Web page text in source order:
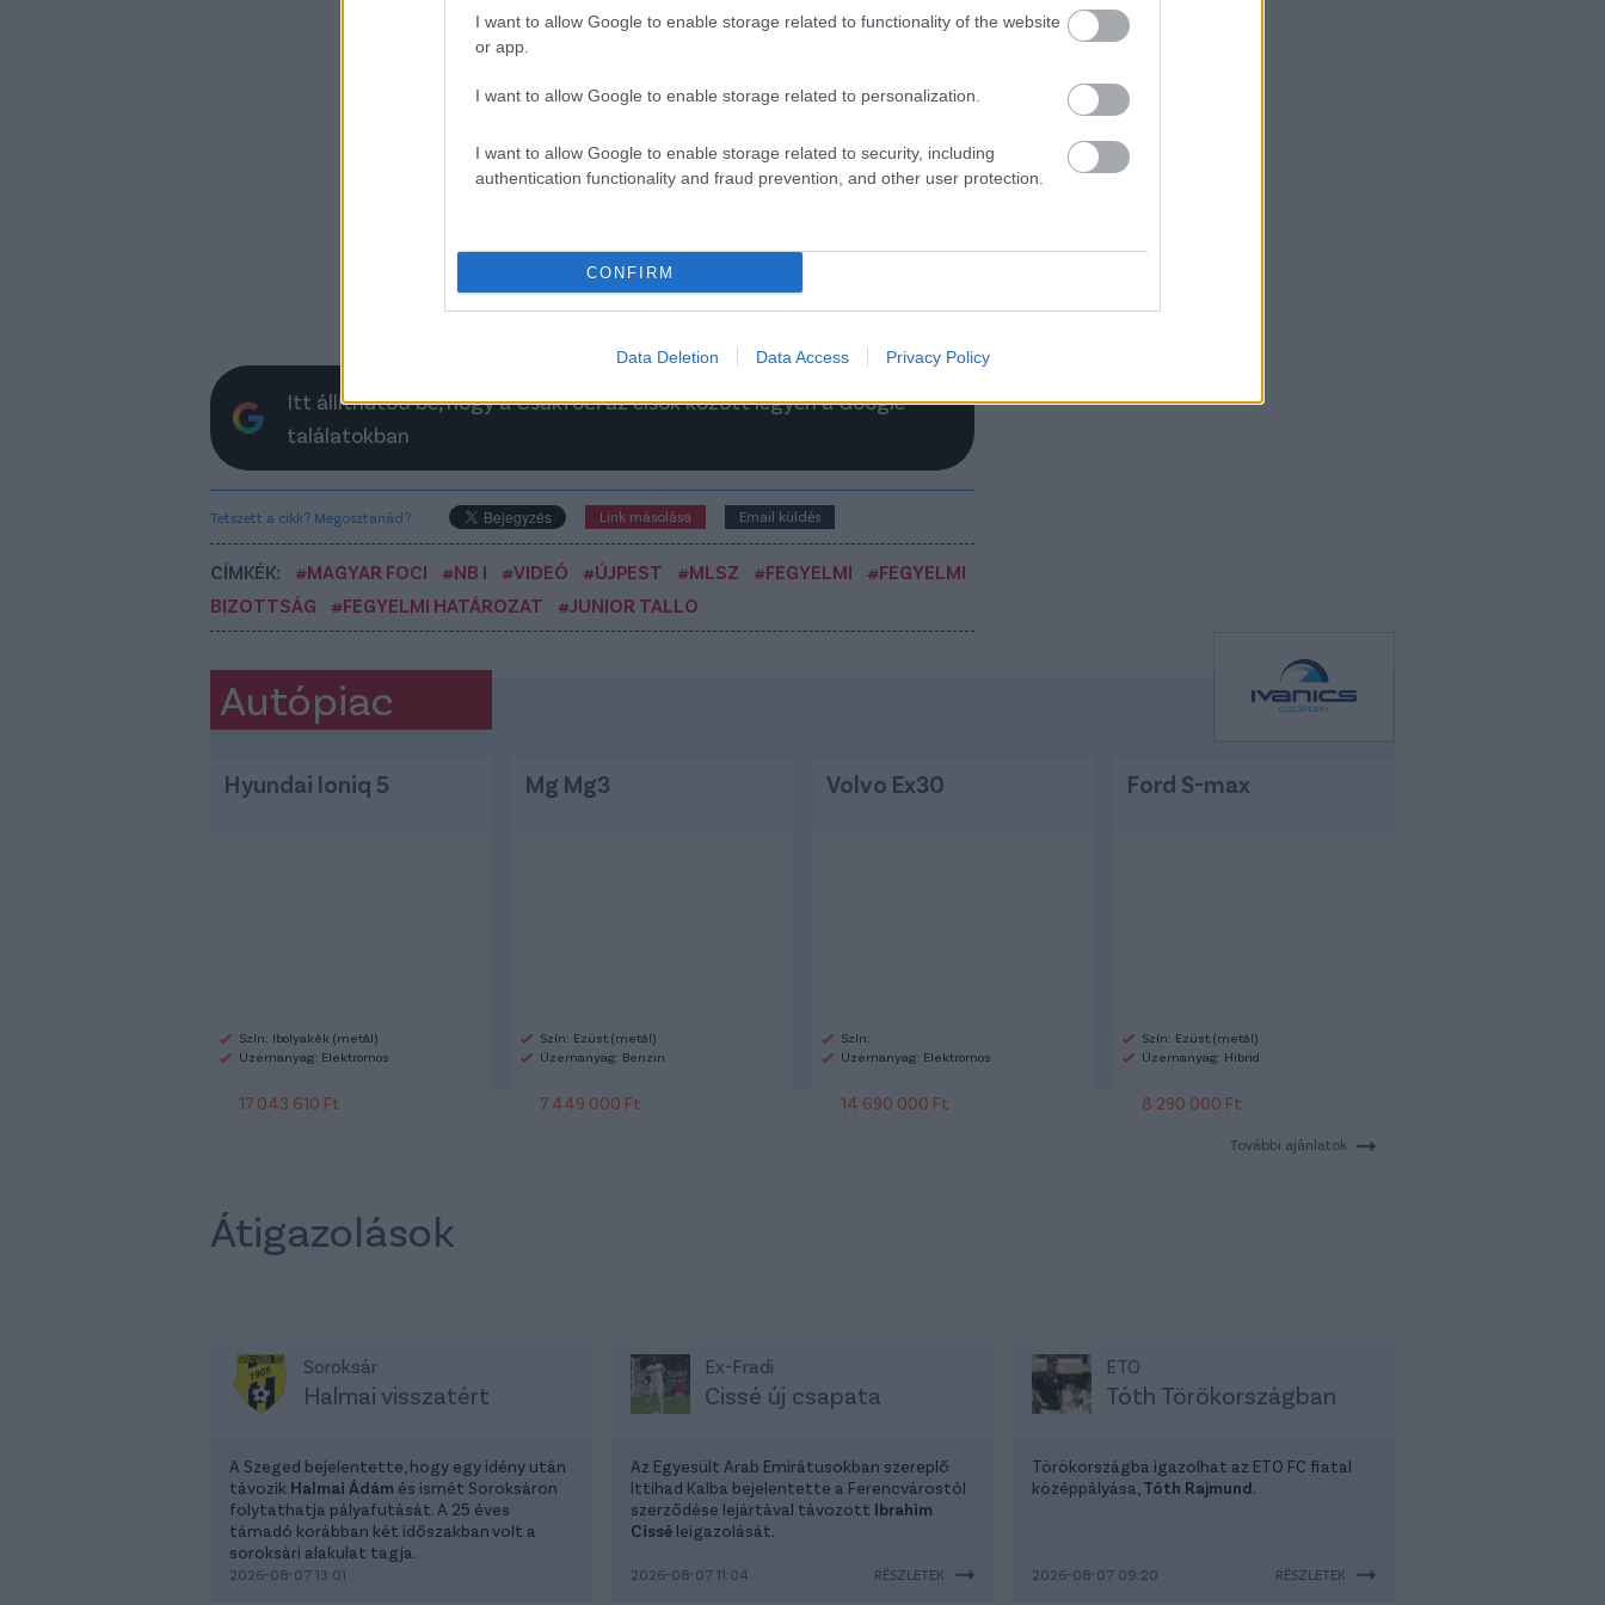
I want to allow Google to enable storage related to functionality of the website
or app.
I want to allow Google to enable storage related to personalization.
I want to allow Google to enable storage related to security, including
authentication functionality and fraud prevention, and other user protection.
CONFIRM
Data Deletion Data Access Privacy Policy
Itt állíthatod be, hogy a Csakfoci az elsők között legyen a Google-
találatokban
Tetszett a cikk? Megosztanád? Link másolása Email küldés
CÍMKÉK: #MAGYAR FOCI #NB I #VIDEÓ #ÚJPEST #MLSZ #FEGYELMI
#FEGYELMI
BIZOTTSÁG
#FEGYELMI HATÁROZAT #JUNIOR TALLO
Autópiac
Hyundai Ioniq 5
Szín: Ibolyakék (metál)
Üzemanyag: Elektromos
17 043 610 Ft
Mg Mg3
Szín: Ezüst (metál)
Üzemanyag: Benzin
7 449 000 Ft
Volvo Ex30
Szín:
Üzemanyag: Elektromos
14 690 000 Ft
Ford S-max
Szín: Ezüst (metál)
Üzemanyag: Hibrid
8 290 000 Ft
További ajánlatok
Átigazolások
Soroksár
Halmai visszatért
A Szeged bejelentette, hogy egy idény után
távozik Halmai Ádám és ismét Soroksáron
folytathatja pályafutását. A 25 éves
támadó korábban két időszakban volt a
soroksári alakulat tagja.
2026-08-07 13:01
Ex-Fradi
Cissé új csapata
Az Egyesült Arab Emirátusokban szereplő
Ittihad Kalba bejelentette a Ferencvárostól
szerződése lejártával távozott Ibrahim
Cissé leigazolását.
2026-08-07 11:04 RÉSZLETEK
ETO
Tóth Törökországban
Törökországba igazolhat az ETO FC fiatal
középpályása, Tóth Rajmund.
2026-08-07 09:20 RÉSZLETEK